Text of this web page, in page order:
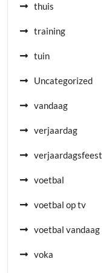
thuis
training
tuin
Uncategorized
vandaag
verjaardag
verjaardagsfeest
voetbal
voetbal op tv
voetbal vandaag
voka